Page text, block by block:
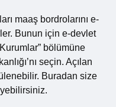
maaş bordrolarını e-
Bunun için e-devlet
bölümüne
seçin. Açılan
Buradan size